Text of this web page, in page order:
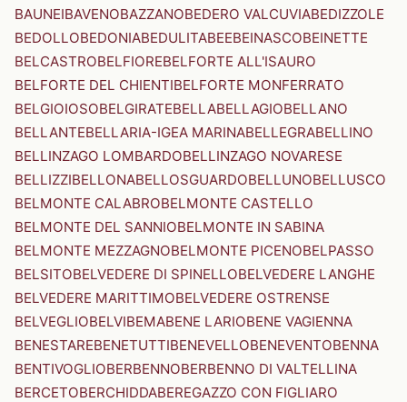
BAUNEIBAVENOBAZZANOBEDERO VALCUVIABEDIZZOLE
BEDOLLOBEDONIABEDULITABEEBEINASCOBEINETTE
BELCASTROBELFIOREBELFORTE ALL'ISAURO
BELFORTE DEL CHIENTIBELFORTE MONFERRATO
BELGIOIOSOBELGIRATEBELLABELLAGIOBELLANO
BELLANTEBELLARIA-IGEA MARINABELLEGRABELLINO
BELLINZAGO LOMBARDOBELLINZAGO NOVARESE
BELLIZZIBELLONABELLOSGUARDOBELLUNOBELLUSCO
BELMONTE CALABROBELMONTE CASTELLO
BELMONTE DEL SANNIOBELMONTE IN SABINA
BELMONTE MEZZAGNOBELMONTE PICENOBELPASSO
BELSITOBELVEDERE DI SPINELLOBELVEDERE LANGHE
BELVEDERE MARITTIMOBELVEDERE OSTRENSE
BELVEGLIOBELVIBEMABENE LARIOBENE VAGIENNA
BENESTAREBENETUTTIBENEVELLOBENEVENTOBENNA
BENTIVOGLIOBERBENNOBERBENNO DI VALTELLINA
BERCETOBERCHIDDABEREGAZZO CON FIGLIARO